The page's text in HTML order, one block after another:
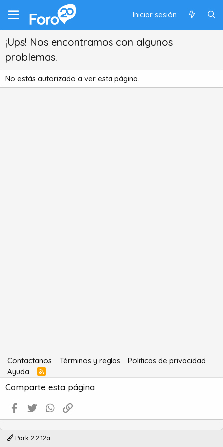
Iniciar sesión
¡Ups! Nos encontramos con algunos
problemas.
No estás autorizado a ver esta página.
Contactanos Términos y reglas
Politicas de privacidad
Ayuda
R
S
S
Comparte esta página
Facebook
Twitter WhatsApp
Park 2.2.12a